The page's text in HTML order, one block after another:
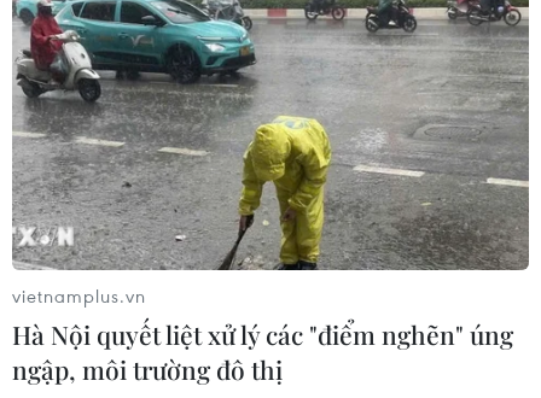
vietnamplus.vn
Hà Nội quyết liệt xử lý các "điểm nghẽn" úng
ngập, môi trường đô thị